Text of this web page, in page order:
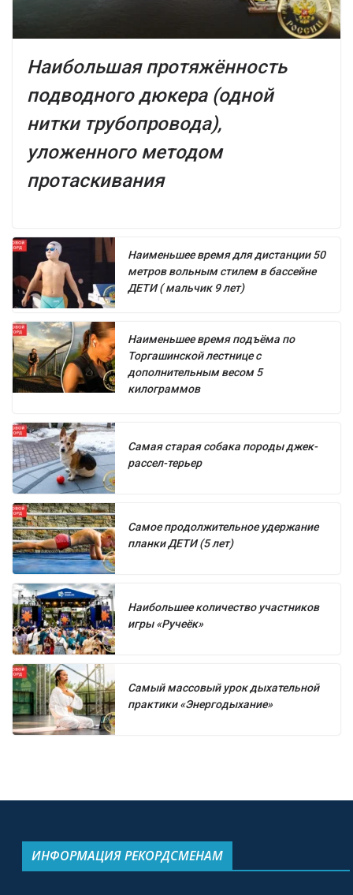
Наибольшая протяжённость
подводного дюкера (одной
нитки трубопровода),
уложенного методом
протаскивания
Наименьшее время для дистанции 50
метров вольным стилем в бассейне
ДЕТИ ( мальчик 9 лет)
Наименьшее время подъёма по
Торгашинской лестнице с
дополнительным весом 5
килограммов
Самая старая собака породы джек-
рассел-терьер
Самое продолжительное удержание
планки ДЕТИ (5 лет)
Наибольшее количество участников
игры «Ручеёк»
Самый массовый урок дыхательной
практики «Энергодыхание»
ИНФОРМАЦИЯ РЕКОРДСМЕНАМ